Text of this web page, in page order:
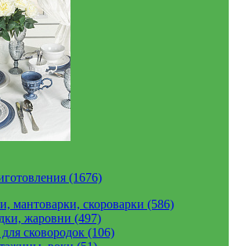
(1676)
мантоварки, скороварки (586)
жаровни (497)
сковородок (106)